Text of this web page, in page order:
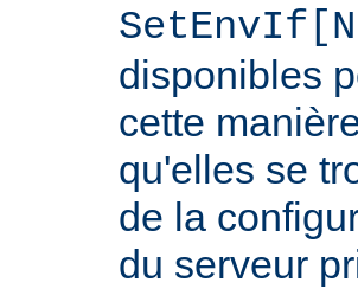
disponibles
cette
qu'elles se
de la
du serveur